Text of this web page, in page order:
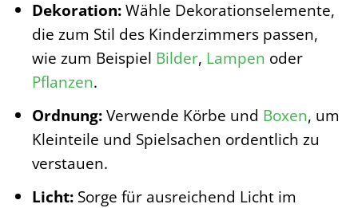
Dekoration:Wähle Dekorationselemente,
die zum Stil des Kinderzimmers passen,
wie zum Beispiel Bilder, Lampen oder
Pflanzen.
Ordnung:Verwende Körbe und Boxen, um
Kleinteile und Spielsachen ordentlich zu
verstauen.
Licht:Sorge für ausreichend Licht im